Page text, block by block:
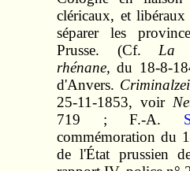
cléricaux, et
séparer les
Prusse. (Cf. La
rhénane, du 18-8-
d'Anvers.
25-11-1853, voir
719 ; F.-A.
commémoration du
de l'État prussien